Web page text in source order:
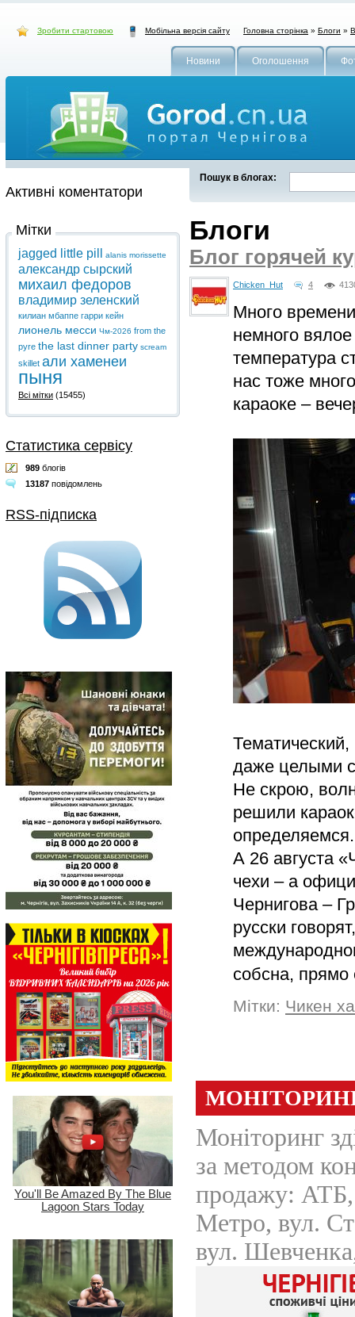
Зробити стартовою Мобільна версія сайту Головна сторінка » Блоги »
Новини Оголошення
Пошук в блогах:
Блоги
Блог горячей
Chicken_Hut 4
Много
немного
температура
нас тоже
караоке –
даже целыми
Не скрою,
решили
определяемся.
А 26 августа
чехи – а
Чернигова –
русски
собсна,
Мітки: Чикен
Активні коментатори
Мітки
jagged little pill alanis morissette
александр сырский
михаил федоров
владимир зеленский
килиан мбаппе гарри кейн
лионель месси Чм-2026 from the
pyre the last dinner party scream
skillet али хаменеи
пыня
Всі мітки (15455)
Статистика сервісу
989 блогів
13187 повідомлень
RSS-підписка